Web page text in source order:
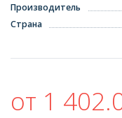
Производитель
Страна
от 1